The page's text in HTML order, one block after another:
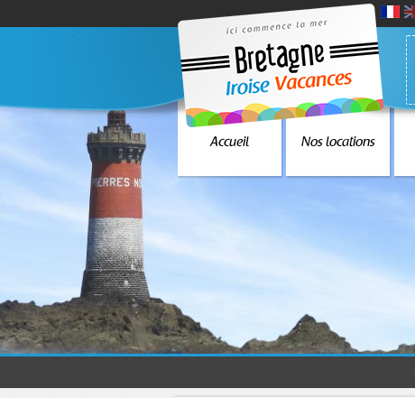
Accueil Nos locations